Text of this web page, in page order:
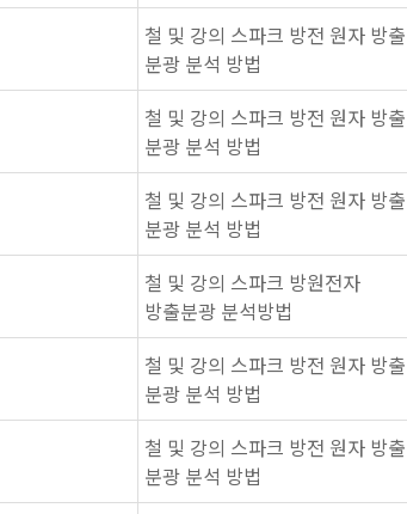
철 및 강의 스파크 방전 원자 방출
분광 분석 방법
철 및 강의 스파크 방전 원자 방출
분광 분석 방법
철 및 강의 스파크 방전 원자 방출
분광 분석 방법
철 및 강의 스파크 방원전자
방출분광 분석방법
철 및 강의 스파크 방전 원자 방출
분광 분석 방법
철 및 강의 스파크 방전 원자 방출
분광 분석 방법